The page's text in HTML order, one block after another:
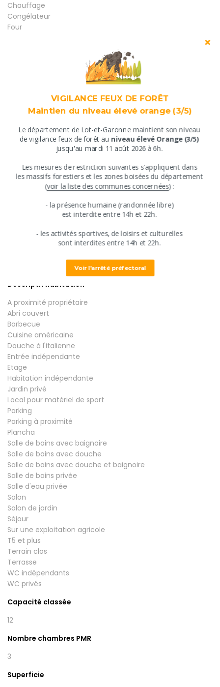
Chauffage
Congélateur
Four
Sèche linge privatif
Télévision
Ventilateur
Nombre total de chambres
Capacité maximum
Type d'habitation
Descriptif habitation
A proximité propriétaire
Abri couvert
Barbecue
Cuisine américaine
Douche à l'italienne
Entrée indépendante
Etage
Habitation indépendante
Jardin privé
Local pour matériel de sport
Parking
Parking à proximité
Plancha
Salle de bains avec baignoire
Salle de bains avec douche
Salle de bains avec douche et baignoire
Salle de bains privée
Salle d'eau privée
Salon
Salon de jardin
Séjour
Sur une exploitation agricole
T5 et plus
Terrain clos
Terrasse
WC indépendants
WC privés
Capacité classée
12
Nombre chambres PMR
3
Superficie
VIGILANCE FEUX DE FORÊT
Maintien du niveau élevé orange (3/5)
Le département de Lot-et-Garonne maintient son niveau
​de vigilance feux de forêt au niveau élevé Orange (3/5)
jusqu'au mardi 11 août 2026 à 6h.
​Les mesures de restriction suivantes s'appliquent ​dans
​les massifs forestiers et les zones boisées du département
​(voir la liste des communes concernées) :
​​- ​la présence humaine (randonnée libre)
​est interdite entre ​14h et 22h.
​- les activités sportives, de loisirs et culturelles
​sont interdites ​entre 14h et 22h.
Voir l'arrêté préfectoral